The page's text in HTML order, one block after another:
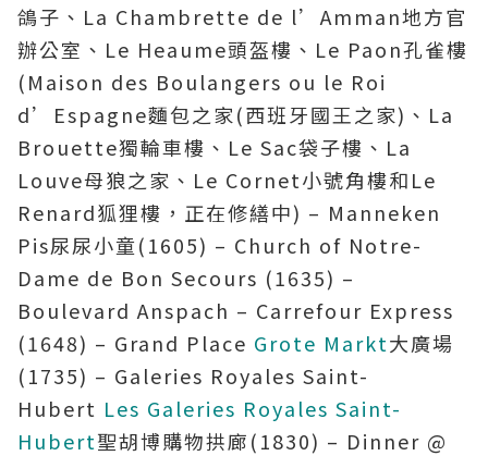
鴿子、La Chambrette de l’Amman地方官
辦公室、Le Heaume頭盔樓、Le Paon孔雀樓
(Maison des Boulangers ou le Roi
d’Espagne麵包之家(西班牙國王之家)、La
Brouette獨輪車樓、Le Sac袋子樓、La
Louve母狼之家、Le Cornet小號角樓和Le
Renard狐狸樓，正在修繕中) – Manneken
Pis尿尿小童(1605) – Church of Notre-
Dame de Bon Secours (1635) –
Boulevard Anspach – Carrefour Express
(1648) – Grand Place Grote Markt大廣場
(1735) – Galeries Royales Saint-
Hubert Les Galeries Royales Saint-
Hubert聖胡博購物拱廊(1830) – Dinner @